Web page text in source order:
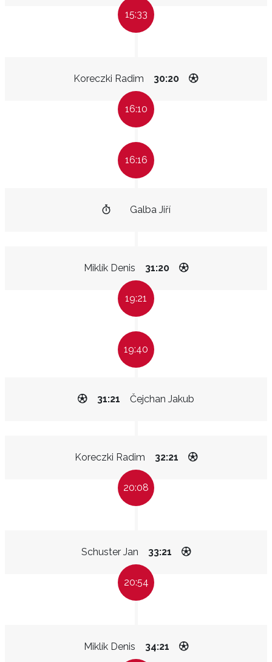
15:33
Koreczki Radim 30:20
16:10
16:16
Galba Jiří
Miklík Denis 31:20
19:21
19:40
Čejchan Jakub
31:21
Koreczki Radim 32:21
20:08
Schuster Jan 33:21
20:54
Miklík Denis 34:21